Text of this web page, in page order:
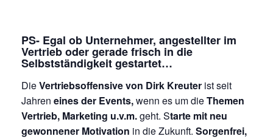
PS- Egal ob Unternehmer, angestellter im
Vertrieb oder gerade frisch in die
Selbstständigkeit gestartet…
DieVertriebsoffensive von Dirk Kreuter ist seit
Jahren eines der Events,wenn es um dieThemen
Vertrieb, Marketing u.v.m.geht. Starte mit neu
gewonnener Motivation in die Zukunft. Sorgenfrei,